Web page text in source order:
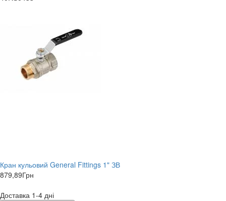
Кран кульовий General Fittings 1" ЗВ
879,89Грн
Доставка 1-4 дні